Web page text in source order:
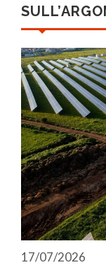
17/07/2026